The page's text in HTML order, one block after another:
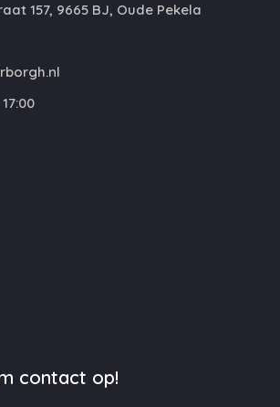
157, 9665 BJ, Oude Pekela
contact op!